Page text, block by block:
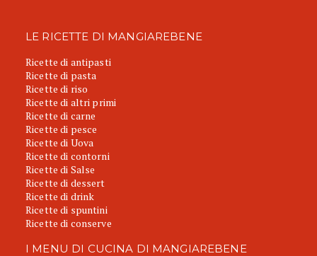
LE RICETTE DI MANGIAREBENE
Ricette di antipasti
Ricette di pasta
Ricette di riso
Ricette di altri primi
Ricette di carne
Ricette di pesce
Ricette di Uova
Ricette di contorni
Ricette di Salse
Ricette di dessert
Ricette di drink
Ricette di spuntini
Ricette di conserve
I MENU DI CUCINA DI MANGIAREBENE